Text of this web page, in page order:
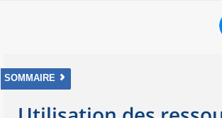
SOMMAIRE